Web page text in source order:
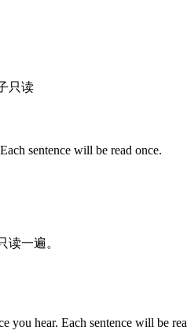
只读
sentence will be read once.
一遍。
you hear. Each sentence will be